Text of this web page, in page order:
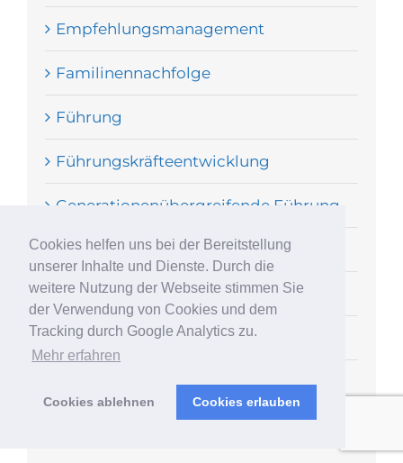
Cookies helfen uns bei der Bereitstellung
unserer Inhalte und Dienste. Durch die
weitere Nutzung der Webseite stimmen Sie
der Verwendung von Cookies und dem
Tracking durch Google Analytics zu.
Mehr erfahren
Cookies ablehnen Cookies erlauben
Empfehlungsmanagement
Familinennachfolge
Führung
Führungskräfteentwicklung
Generationenübergreifende Führung
Glaubenssätze
Hamburg
Kaufmotive
Kommunikation